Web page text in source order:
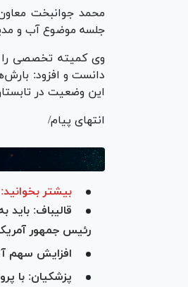
محمد جوانبخت
جلسه موضوع آب و
وی کمیته تخصصی را
دانست و افزود:
این وضعیت در
انتهای پیام/
بیشتر بخوانید:
قالیباف:
رئیس جمهور
افزایش سهم
پزشکیان: با